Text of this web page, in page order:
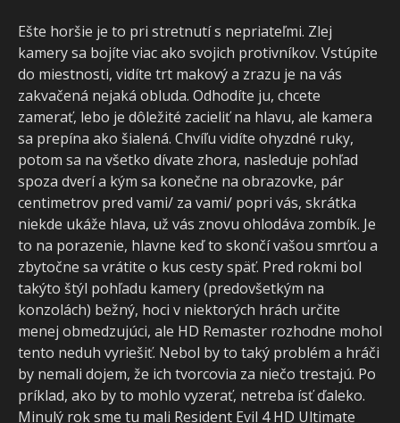
Ešte horšie je to pri stretnutí s nepriateľmi. Zlej
kamery sa bojíte viac ako svojich protivníkov. Vstúpite
do miestnosti, vidíte trt makový a zrazu je na vás
zakvačená nejaká obluda. Odhodíte ju, chcete
zamerať, lebo je dôležité zacieliť na hlavu, ale kamera
sa prepína ako šialená. Chvíľu vidíte ohyzdné ruky,
potom sa na všetko dívate zhora, nasleduje pohľad
spoza dverí a kým sa konečne na obrazovke, pár
centimetrov pred vami/ za vami/ popri vás, skrátka
niekde ukáže hlava, už vás znovu ohlodáva zombík. Je
to na porazenie, hlavne keď to skončí vašou smrťou a
zbytočne sa vrátite o kus cesty späť. Pred rokmi bol
takýto štýl pohľadu kamery (predovšetkým na
konzolách) bežný, hoci v niektorých hrách určite
menej obmedzujúci, ale HD Remaster rozhodne mohol
tento neduh vyriešiť. Nebol by to taký problém a hráči
by nemali dojem, že ich tvorcovia za niečo trestajú. Po
príklad, ako by to mohlo vyzerať, netreba ísť ďaleko.
Minulý rok sme tu mali Resident Evil 4 HD Ultimate